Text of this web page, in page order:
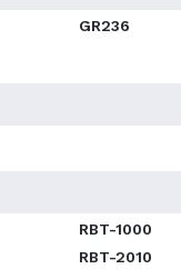
GR236
RBT-1000
RBT-2010